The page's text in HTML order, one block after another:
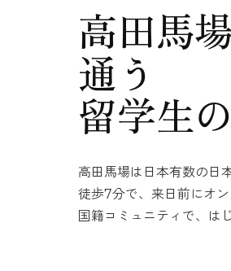
高田馬
通う
留学生
高田馬場は日本有数の
徒歩7分で、来日前にオ
国籍コミュニティで、は